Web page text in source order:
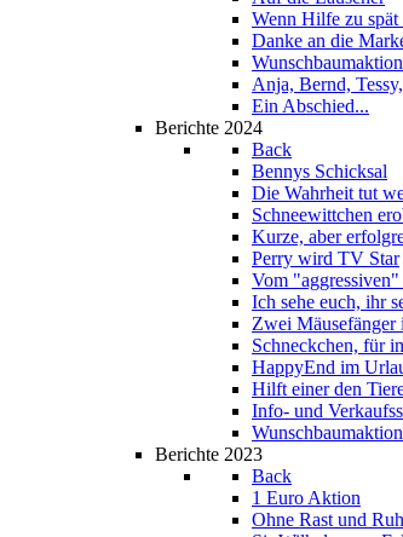
Wenn Hilfe zu spät
Danke an die
Anja, Bernd,
Ein Abschied...
Berichte 2024
Back
Bennys Schicksal
Die Wahrheit tut
Schneewittchen
Kurze, aber
Perry wird TV Star
Vom
Ich sehe euch, ihr
Zwei Mäusefänger
Schneckchen, für
HappyEnd im
Hilft einer den
Info- und
Berichte 2023
Back
1 Euro Aktion
Ohne Rast und Ruh